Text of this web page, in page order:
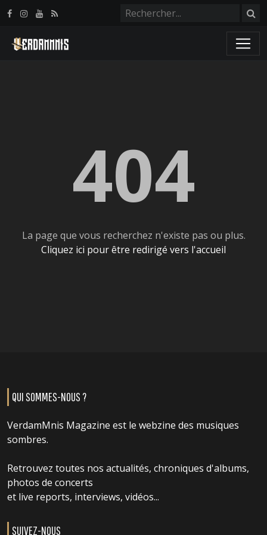
404
La page que vous recherchez n'existe pas ou plus.
Cliquez ici pour être redirigé vers l'accueil
QUI SOMMES-NOUS ?
VerdamMnis Magazine est le webzine des musiques
sombres.
Retrouvez toutes nos actualités, chroniques d'albums,
photos de concerts
et live reports, interviews, vidéos...
SUIVEZ-NOUS
Panneau de gestion des cookies